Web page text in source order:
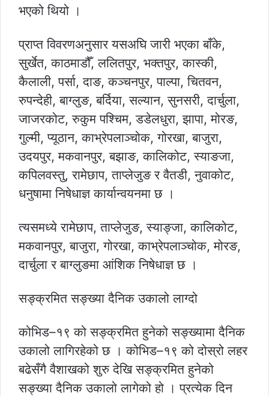
भएको थियो ।
प्राप्त विवरणअनुसार यसअघि जारी भएका बाँके,
सुर्खेत, काठमाडौँ, ललितपुर, भक्तपुर, कास्की,
कैलाली, पर्सा, दाङ, कञ्चनपुर, पाल्पा, चितवन,
रुपन्देही, बाग्लुङ, बर्दिया, सल्यान, सुनसरी, दार्चुला,
जाजरकोट, रुकुम पश्चिम, डडेलधुरा, झापा, मोरङ,
गुल्मी, प्यूठान, काभ्रेपलाञ्चोक, गोरखा, बाजुरा,
उदयपुर, मकवानपुर, बझाङ, कालिकोट, स्याङजा,
कपिलवस्तु, रामेछाप, ताप्लेजुङ र वैतडी, नुवाकोट,
धनुषामा निषेधाज्ञ कार्यान्वयनमा छ ।
त्यसमध्ये रामेछाप, ताप्लेजुङ, स्याङ्जा, कालिकोट,
मकवानपुर, बाजुरा, गोरखा, काभ्रेपलाञ्चोक, मोरङ,
दार्चुला र बाग्लुङमा आंशिक निषेधाज्ञ छ ।
सङ्क्रमित सङ्ख्या दैनिक उकालो लाग्दो
कोभिड–१९ को सङ्क्रमित हुनेको सङ्ख्यामा दैनिक
उकालो लागिरहेको छ । कोभिड–१९ को दोस्रो लहर
बढेसँगै वैशाखको शुरु देखि सङ्क्रमित हुनेको
सङ्ख्या दैनिक उकालो लागेको हो । प्रत्येक दिन